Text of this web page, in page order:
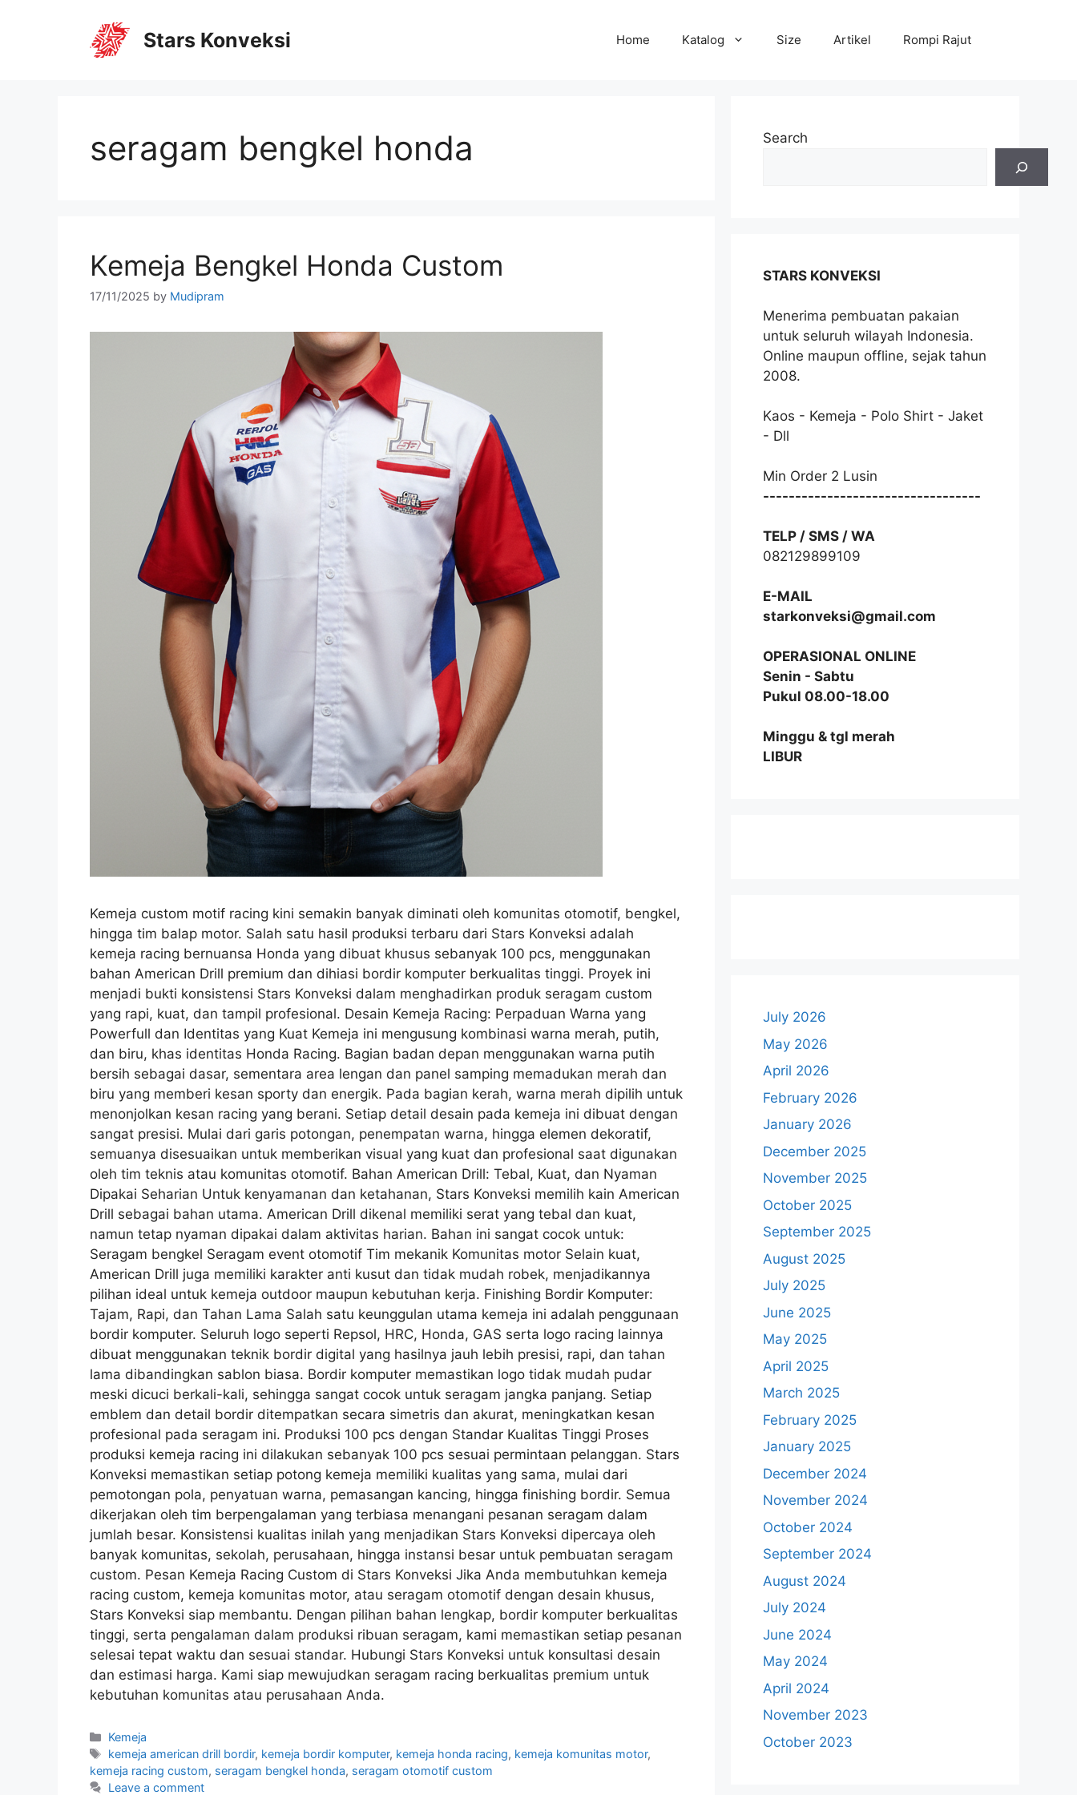
Stars Konveksi Home Katalog Size Artikel Rompi Rajut
seragam bengkel honda
Kemeja Bengkel Honda Custom
17/11/2025 by Mudipram
Kemeja custom motif racing kini semakin banyak diminati oleh komunitas otomotif, bengkel,
hingga tim balap motor. Salah satu hasil produksi terbaru dari Stars Konveksi adalah
kemeja racing bernuansa Honda yang dibuat khusus sebanyak 100 pcs, menggunakan
bahan American Drill premium dan dihiasi bordir komputer berkualitas tinggi. Proyek ini
menjadi bukti konsistensi Stars Konveksi dalam menghadirkan produk seragam custom
yang rapi, kuat, dan tampil profesional. Desain Kemeja Racing: Perpaduan Warna yang
Powerfull dan Identitas yang Kuat Kemeja ini mengusung kombinasi warna merah, putih,
dan biru, khas identitas Honda Racing. Bagian badan depan menggunakan warna putih
bersih sebagai dasar, sementara area lengan dan panel samping memadukan merah dan
biru yang memberi kesan sporty dan energik. Pada bagian kerah, warna merah dipilih untuk
menonjolkan kesan racing yang berani. Setiap detail desain pada kemeja ini dibuat dengan
sangat presisi. Mulai dari garis potongan, penempatan warna, hingga elemen dekoratif,
semuanya disesuaikan untuk memberikan visual yang kuat dan profesional saat digunakan
oleh tim teknis atau komunitas otomotif. Bahan American Drill: Tebal, Kuat, dan Nyaman
Dipakai Seharian Untuk kenyamanan dan ketahanan, Stars Konveksi memilih kain American
Drill sebagai bahan utama. American Drill dikenal memiliki serat yang tebal dan kuat,
namun tetap nyaman dipakai dalam aktivitas harian. Bahan ini sangat cocok untuk:
Seragam bengkel Seragam event otomotif Tim mekanik Komunitas motor Selain kuat,
American Drill juga memiliki karakter anti kusut dan tidak mudah robek, menjadikannya
pilihan ideal untuk kemeja outdoor maupun kebutuhan kerja. Finishing Bordir Komputer:
Tajam, Rapi, dan Tahan Lama Salah satu keunggulan utama kemeja ini adalah penggunaan
bordir komputer. Seluruh logo seperti Repsol, HRC, Honda, GAS serta logo racing lainnya
dibuat menggunakan teknik bordir digital yang hasilnya jauh lebih presisi, rapi, dan tahan
lama dibandingkan sablon biasa. Bordir komputer memastikan logo tidak mudah pudar
meski dicuci berkali-kali, sehingga sangat cocok untuk seragam jangka panjang. Setiap
emblem dan detail bordir ditempatkan secara simetris dan akurat, meningkatkan kesan
profesional pada seragam ini. Produksi 100 pcs dengan Standar Kualitas Tinggi Proses
produksi kemeja racing ini dilakukan sebanyak 100 pcs sesuai permintaan pelanggan. Stars
Konveksi memastikan setiap potong kemeja memiliki kualitas yang sama, mulai dari
pemotongan pola, penyatuan warna, pemasangan kancing, hingga finishing bordir. Semua
dikerjakan oleh tim berpengalaman yang terbiasa menangani pesanan seragam dalam
jumlah besar. Konsistensi kualitas inilah yang menjadikan Stars Konveksi dipercaya oleh
banyak komunitas, sekolah, perusahaan, hingga instansi besar untuk pembuatan seragam
custom. Pesan Kemeja Racing Custom di Stars Konveksi Jika Anda membutuhkan kemeja
racing custom, kemeja komunitas motor, atau seragam otomotif dengan desain khusus,
Stars Konveksi siap membantu. Dengan pilihan bahan lengkap, bordir komputer berkualitas
tinggi, serta pengalaman dalam produksi ribuan seragam, kami memastikan setiap pesanan
selesai tepat waktu dan sesuai standar. Hubungi Stars Konveksi untuk konsultasi desain
dan estimasi harga. Kami siap mewujudkan seragam racing berkualitas premium untuk
kebutuhan komunitas atau perusahaan Anda.
Kemeja
kemeja american drill bordir, kemeja bordir komputer, kemeja honda racing, kemeja komunitas motor,
kemeja racing custom, seragam bengkel honda, seragam otomotif custom
Leave a comment
Search
STARS KONVEKSI
Menerima pembuatan pakaian
untuk seluruh wilayah Indonesia.
Online maupun offline, sejak tahun
2008.
Kaos - Kemeja - Polo Shirt - Jaket
- Dll
Min Order 2 Lusin
----------------------------------
TELP / SMS / WA
082129899109
E-MAIL
starkonveksi@gmail.com
OPERASIONAL ONLINE
Senin - Sabtu
Pukul 08.00-18.00
Minggu & tgl merah
LIBUR
July 2026
May 2026
April 2026
February 2026
January 2026
December 2025
November 2025
October 2025
September 2025
August 2025
July 2025
June 2025
May 2025
April 2025
March 2025
February 2025
January 2025
December 2024
November 2024
October 2024
September 2024
August 2024
July 2024
June 2024
May 2024
April 2024
November 2023
October 2023